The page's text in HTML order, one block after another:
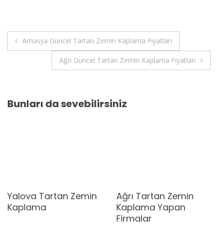
Yazı
gezinmesi
Amasya Güncel Tartan Zemin Kaplama Fiyatları
Ağrı Güncel Tartan Zemin Kaplama Fiyatları
Bunları da sevebilirsiniz
Yalova Tartan Zemin
Kaplama
Ağrı Tartan Zemin
Kaplama Yapan
Firmalar